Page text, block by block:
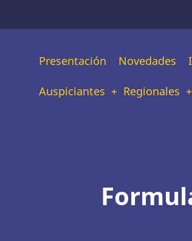
Main
navigation
Presentación Novedades
Auspiciantes Regionales